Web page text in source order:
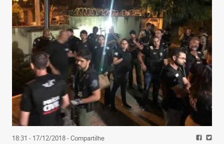
18:31 - 17/12/2018- Compartilhe